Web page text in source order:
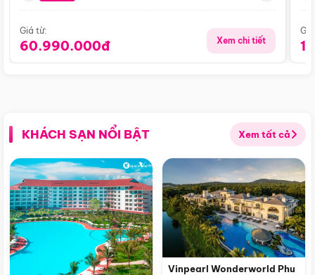
Giá từ:
60.990.000đ Xem chi tiết
KHÁCH SẠN NỔI BẬT Xem tất cả
Vinpearl Wonderworld Phu